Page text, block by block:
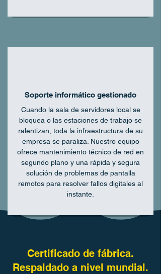
Soporte informático gestionado
Cuando la sala de servidores local se
bloquea o las estaciones de trabajo se
ralentizan, toda la infraestructura de su
empresa se paraliza. Nuestro equipo
ofrece mantenimiento técnico de red en
segundo plano y una rápida y segura
solución de problemas de pantalla
remotos para resolver fallos digitales al
instante.
Certificado de fábrica.
Respaldado a nivel mundial.